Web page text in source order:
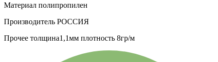
Материал полипропилен
Производитель РОССИЯ
Прочее толщина1,1мм плотность 8гр/м